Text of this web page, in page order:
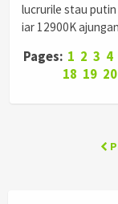
lucrurile stau
iar 12900K
Pages: 1 2 3 4
18 19 20